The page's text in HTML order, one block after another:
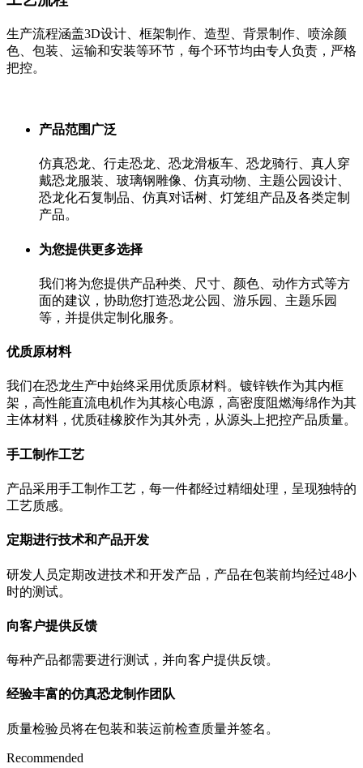
生产流程涵盖3D设计、框架制作、造型、背景制作、喷涂颜
色、包装、运输和安装等环节，每个环节均由专人负责，严格
把控。
产品范围广泛
仿真恐龙、行走恐龙、恐龙滑板车、恐龙骑行、真人穿
戴恐龙服装、玻璃钢雕像、仿真动物、主题公园设计、
恐龙化石复制品、仿真对话树、灯笼组产品及各类定制
产品。
为您提供更多选择
我们将为您提供产品种类、尺寸、颜色、动作方式等方
面的建议，协助您打造恐龙公园、游乐园、主题乐园
等，并提供定制化服务。
优质原材料
我们在恐龙生产中始终采用优质原材料。镀锌铁作为其内框
架，高性能直流电机作为其核心电源，高密度阻燃海绵作为其
主体材料，优质硅橡胶作为其外壳，从源头上把控产品质量。
手工制作工艺
产品采用手工制作工艺，每一件都经过精细处理，呈现独特的
工艺质感。
定期进行技术和产品开发
研发人员定期改进技术和开发产品，产品在包装前均经过48小
时的测试。
向客户提供反馈
每种产品都需要进行测试，并向客户提供反馈。
经验丰富的仿真恐龙制作团队
质量检验员将在包装和装运前检查质量并签名。
Recommended